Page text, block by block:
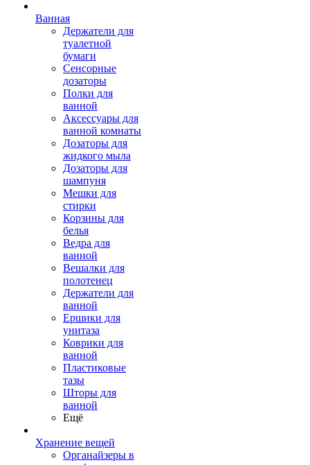
Ванная
Держатели для
туалетной
бумаги
Сенсорные
дозаторы
Полки для
ванной
Аксессуары для
ванной комнаты
Дозаторы для
жидкого мыла
Дозаторы для
шампуня
Мешки для
стирки
Корзины для
белья
Ведра для
ванной
Вешалки для
полотенец
Держатели для
ванной
Ершики для
унитаза
Коврики для
ванной
Пластиковые
тазы
Шторы для
ванной
Ещё
Хранение вещей
Органайзеры в